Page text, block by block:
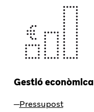
Gestió econòmica
Pressupost